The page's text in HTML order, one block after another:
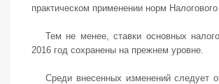
практическом применении норм
Тем не менее, ставки основных
2016 год сохранены на прежнем уровне.
Среди внесенных изменений следует